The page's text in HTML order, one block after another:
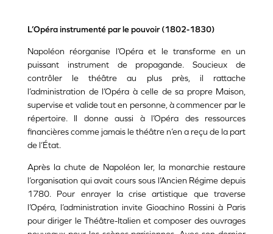
L’Opéra instrumenté par le pouvoir (1802-1830)
Napoléon réorganise l’Opéra et le transforme en un
puissant instrument de propagande. Soucieux de
contrôler le théâtre au plus près, il rattache
l’administration de l’Opéra à celle de sa propre Maison,
supervise et valide tout en personne, à commencer par le
répertoire. Il donne aussi à l’Opéra des ressources
financières comme jamais le théâtre n’en a reçu de la part
de l’État.
Après la chute de Napoléon Ier, la monarchie restaure
l’organisation qui avait cours sous l’Ancien Régime depuis
1780. Pour enrayer la crise artistique que traverse
l’Opéra, l’administration invite Gioachino Rossini à Paris
pour diriger le Théâtre-Italien et composer des ouvrages